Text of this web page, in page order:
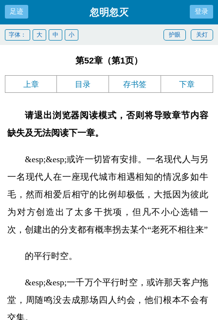
足迹 忽明忽灭 登录
关灯
护眼
字体： 大 中 小
第52章（第1页）
上章 目录 存书签 下章
请退出浏览器阅读模式，否则将导致章节内容
缺失及无法阅读下一章。
&esp;&esp;或许一切皆有安排。一名现代人与另
一名现代人在一座现代城市相遇相知的情况多如牛
毛，然而相爱后相守的比例却极低，大抵因为彼此
为对方创造出了太多干扰项，但凡不小心选错一
次，创建出的分支都有概率拐去某个“老死不相往来”
的平行时空。
&esp;&esp;一千万个平行时空，或许那天客户拖
堂，周随鸣没去成那场四人约会，他们根本不会有
交集。